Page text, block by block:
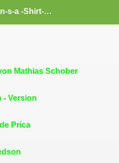
D-i-e- H-a-n-s-a -Shirt- H-I-S-T-O-R-Y
Mathias Schober
- Version
Prica